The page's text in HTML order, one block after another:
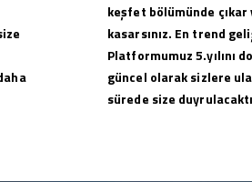
keşfet bölümünde
kasarsınız. En trend
Platformumuz 5.yılını
güncel olarak sizlere
sürede size